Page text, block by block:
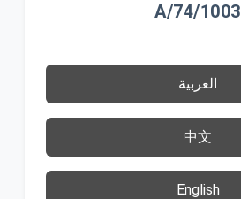
A/74/1003
العربية
中文
English